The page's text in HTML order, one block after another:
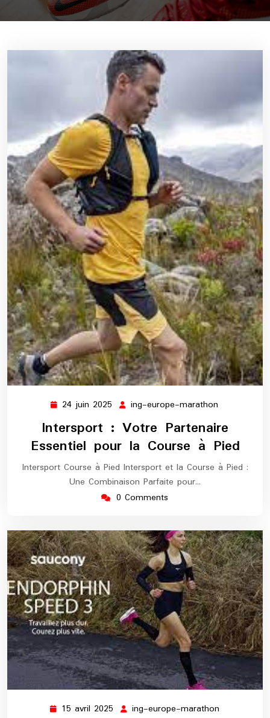
24 juin 2025 24
juin
2025
ing-europe-marathon
marathon
Intersport : Votre Partenaire
Essentiel pour la Course à Pied
Intersport Course à Pied Intersport et la Course à Pied :
Une Combinaison Parfaite pour…
0 Comments
15 avril 2025 15
ing-europe-marathon